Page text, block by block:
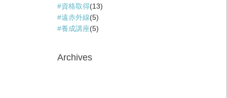
資格取得(13)
遠赤外線(5)
養成講座(5)
Archives